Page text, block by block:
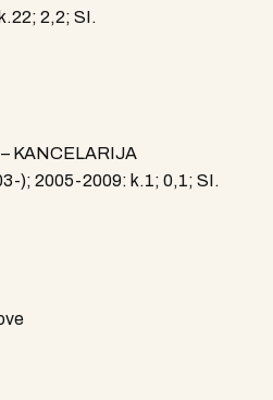
2,2; SI.
KANCELARIJA
); 2005-2009: k.1; 0,1; SI.